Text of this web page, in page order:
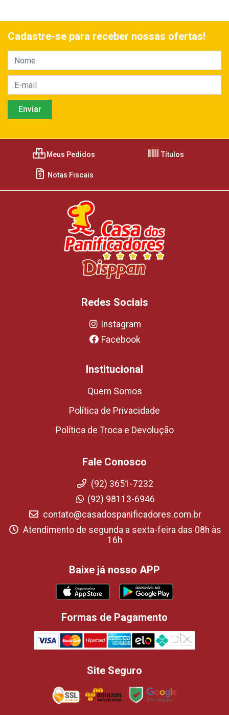
Cadastre-se para receber nossas ofertas!
Meus Pedidos Títulos
Notas Fiscais
Redes Sociais
Instagram
Facebook
Institucional
Quem Somos
Política de Privacidade
Política de Troca e Devolução
Fale Conosco
(92) 3651-7232
(92) 98113-6946
contato@casadospanificadores.com.br
Atendimento de segunda a sexta-feira das 08h às
16h
Baixe já nosso APP
Formas de Pagamento
Site Seguro